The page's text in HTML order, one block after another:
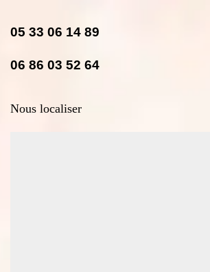
05 33 06 14 89
06 86 03 52 64
Nous localiser